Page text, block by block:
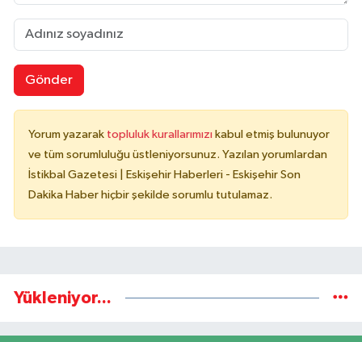
Gönder
Yorum yazarak topluluk kurallarımızı kabul etmiş bulunuyor
ve tüm sorumluluğu üstleniyorsunuz. Yazılan yorumlardan
İstikbal Gazetesi | Eskişehir Haberleri - Eskişehir Son
Dakika Haber hiçbir şekilde sorumlu tutulamaz.
Yükleniyor...